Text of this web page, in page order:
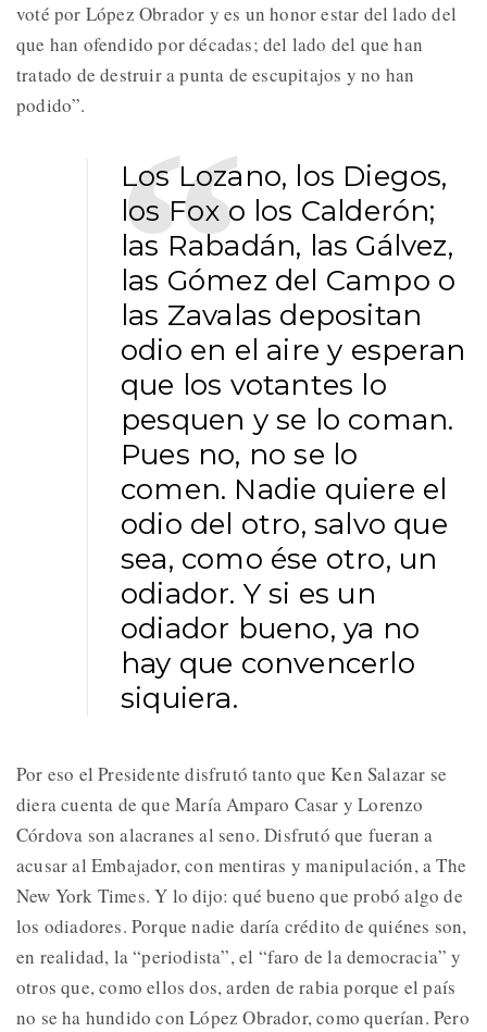
voté por López Obrador y es un honor estar del lado del
que han ofendido por décadas; del lado del que han
tratado de destruir a punta de escupitajos y no han
podido”.
Los Lozano, los Diegos,
los Fox o los Calderón;
las Rabadán, las Gálvez,
las Gómez del Campo o
las Zavalas depositan
odio en el aire y esperan
que los votantes lo
pesquen y se lo coman.
Pues no, no se lo
comen. Nadie quiere el
odio del otro, salvo que
sea, como ése otro, un
odiador. Y si es un
odiador bueno, ya no
hay que convencerlo
siquiera.
Por eso el Presidente disfrutó tanto que Ken Salazar se
diera cuenta de que María Amparo Casar y Lorenzo
Córdova son alacranes al seno. Disfrutó que fueran a
acusar al Embajador, con mentiras y manipulación, a The
New York Times. Y lo dijo: qué bueno que probó algo de
los odiadores. Porque nadie daría crédito de quiénes son,
en realidad, la “periodista”, el “faro de la democracia” y
otros que, como ellos dos, arden de rabia porque el país
no se ha hundido con López Obrador, como querían. Pero